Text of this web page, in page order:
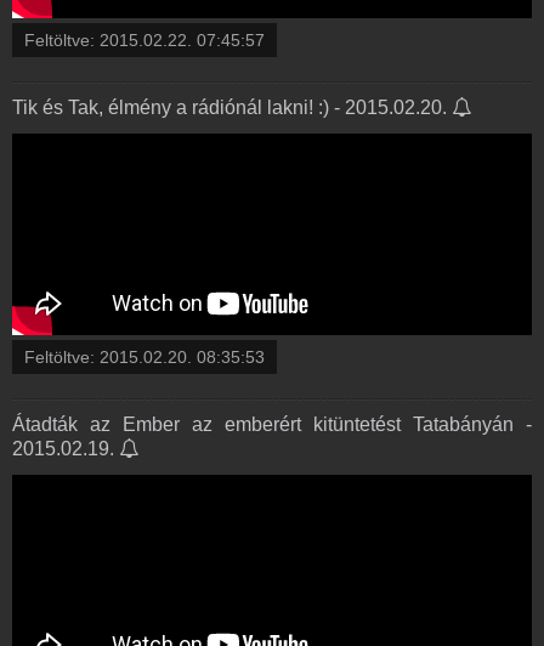
Feltöltve: 2015.02.22. 07:45:57
Tik és Tak, élmény a rádiónál lakni! :) - 2015.02.20.
Feltöltve: 2015.02.20. 08:35:53
Átadták az Ember az emberért kitüntetést Tatabányán -
2015.02.19.